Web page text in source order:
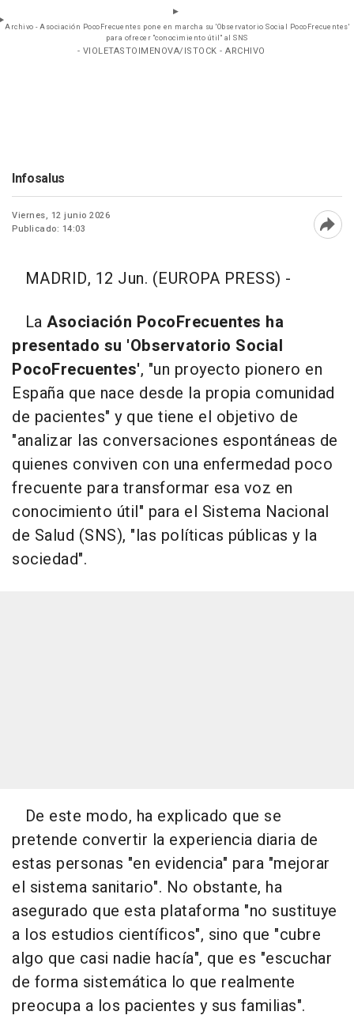
Archivo - Asociación PocoFrecuentes pone en marcha su 'Observatorio Social PocoFrecuentes'
para ofrecer "conocimiento útil" al SNS
- VIOLETASTOIMENOVA/ISTOCK - ARCHIVO
Infosalus
Viernes, 12 junio 2026
Publicado: 14:03
MADRID, 12 Jun. (EUROPA PRESS) -
La Asociación PocoFrecuentes ha
presentado su 'Observatorio Social
PocoFrecuentes', "un proyecto pionero en
España que nace desde la propia comunidad
de pacientes" y que tiene el objetivo de
"analizar las conversaciones espontáneas de
quienes conviven con una enfermedad poco
frecuente para transformar esa voz en
conocimiento útil" para el Sistema Nacional
de Salud (SNS), "las políticas públicas y la
sociedad".
De este modo, ha explicado que se
pretende convertir la experiencia diaria de
estas personas "en evidencia" para "mejorar
el sistema sanitario". No obstante, ha
asegurado que esta plataforma "no sustituye
a los estudios científicos", sino que "cubre
algo que casi nadie hacía", que es "escuchar
de forma sistemática lo que realmente
preocupa a los pacientes y sus familias".